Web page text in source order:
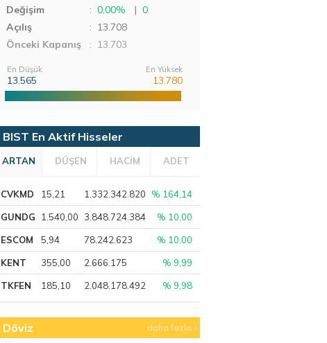
Değişim : 0,00% | 0
Açılış
: 13.708
Önceki Kapanış
: 13.703
En Düşük
13.565
En Yüksek
13.780
BIST En Aktif Hisseler
ARTAN DÜŞEN HACİM ADET
CVKMD 15,21 1.332.342.820 % 164,14
GUNDG 1.540,00 3.848.724.384 % 10,00
ESCOM 5,94 78.242.623 % 10,00
KENT 355,00 2.666.175 % 9,99
TKFEN 185,10 2.048.178.492 % 9,98
Döviz daha fazla